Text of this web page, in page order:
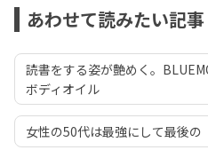
あわせて読みたい記事
読書をする姿が艶めく。
ボディオイル
女性の50代は最強にして最後の